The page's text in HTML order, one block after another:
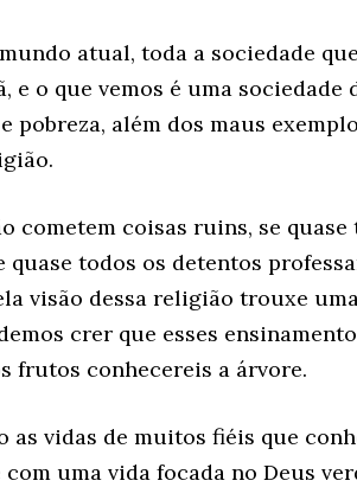
atual, toda a sociedade
o que vemos é uma sociedade
além dos maus
cometem coisas ruins, se quase
quase todos os detentos
visão dessa religião trouxe
crer que esses
frutos conhecereis a árvore.
as vidas de muitos fiéis que
uma vida focada no Deus